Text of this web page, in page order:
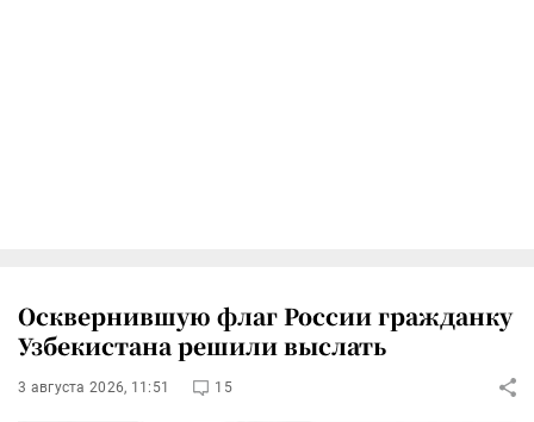
Осквернившую флаг России гражданку
Узбекистана решили выслать
3 августа 2026, 11:51 15